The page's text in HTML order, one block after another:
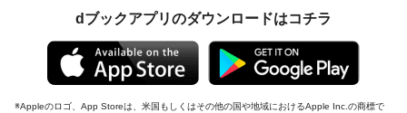
dブックアプリのダウンロードはコチラ
Appleのロゴ、App Storeは、米国もしくはその他の国や地域におけるApple Inc.の商標で